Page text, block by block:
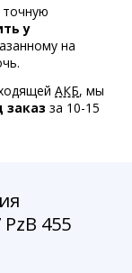
у
на
АКБ, мы
заказ за 10-15
455